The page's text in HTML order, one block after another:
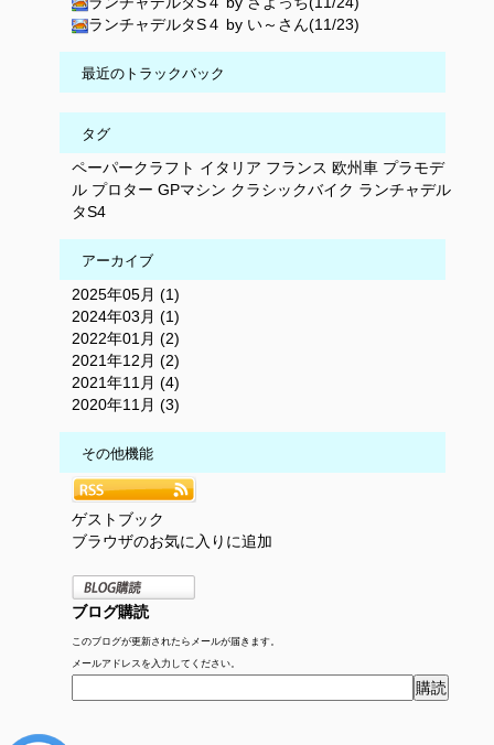
ランチャデルタS４ by い～さん(11/23)
最近のトラックバック
タグ
ペーパークラフト イタリア フランス 欧州車 プラモデ
ル プロター GPマシン クラシックバイク ランチャデル
タS4
アーカイブ
2025年05月 (1)
2024年03月 (1)
2022年01月 (2)
2021年12月 (2)
2021年11月 (4)
2020年11月 (3)
その他機能
ゲストブック
ブラウザのお気に入りに追加
ブログ購読
このブログが更新されたらメールが届きます。
メールアドレスを入力してください。